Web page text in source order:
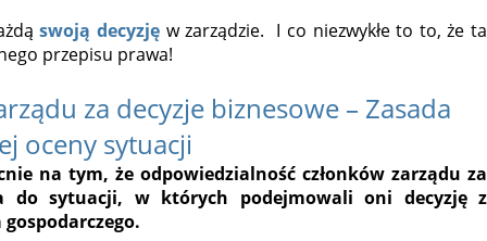
swoją decyzję w zarządzie. I co niezwykłe to to, że ta
przepisu prawa!
za decyzje biznesowe – Zasada
oceny sytuacji
na tym, że odpowiedzialność członków zarządu za
do sytuacji, w których podejmowali oni decyzję z